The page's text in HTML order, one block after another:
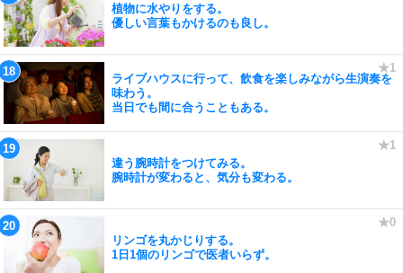
植物に水やりをする。
優しい言葉もかけるのも良し。
ライブハウスに行って、飲食を楽しみながら生演奏を
味わう。
当日でも間に合うこともある。
違う腕時計をつけてみる。
腕時計が変わると、気分も変わる。
リンゴを丸かじりする。
1日1個のリンゴで医者いらず。